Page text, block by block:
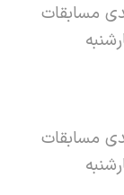
مسابقات
مسابقات